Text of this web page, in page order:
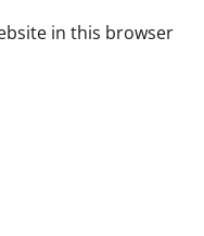
in this browser